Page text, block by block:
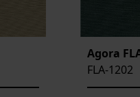
Agora
FLA-1202